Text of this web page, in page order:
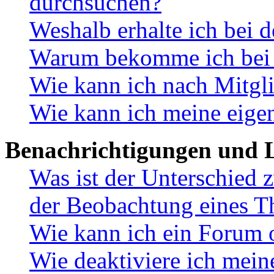
Weshalb erhalte ich bei
Warum bekomme ich
Wie kann ich nach
Wie kann ich meine
Benachrichtigungen und
Was ist der Unterschied
der Beobachtung eines
Wie kann ich ein Forum
Wie deaktiviere ich